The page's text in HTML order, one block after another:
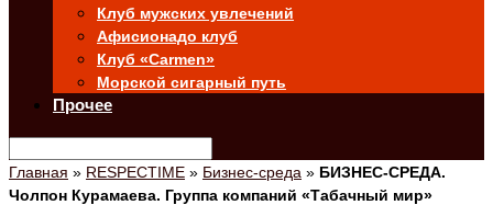
Клуб мужских увлечений
Афисионадо клуб
Клуб «Carmen»
Морской сигарный путь
Прочее
Главная » RESPECTIME » Бизнес-среда » БИЗНЕС-СРЕДА.
Чолпон Курамаева. Группа компаний «Табачный мир»